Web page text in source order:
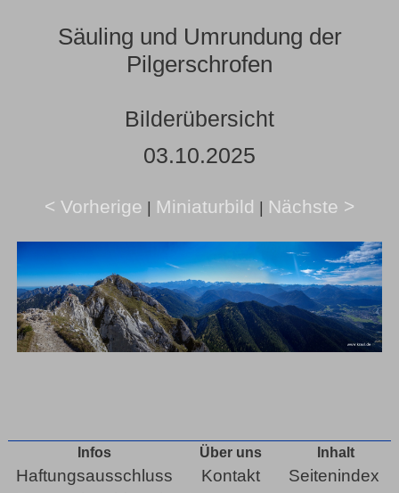
Säuling und Umrundung der
Pilgerschrofen
Bilderübersicht
03.10.2025
< Vorherige | Miniaturbild | Nächste >
Infos
Haftungsausschluss
Über uns
Kontakt
Inhalt
Seitenindex